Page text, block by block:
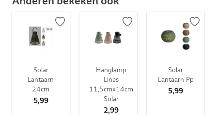
Solar
Lantaarn
24cm
5,99
Hanglamp
Lines
11,5cmx14cm
Solar
2,99
Solar
Lantaarn Pp
5,99